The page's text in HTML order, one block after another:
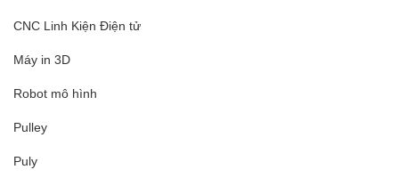
CNC Linh Kiện Điện tử
Máy in 3D
Robot mô hình
Pulley
Puly